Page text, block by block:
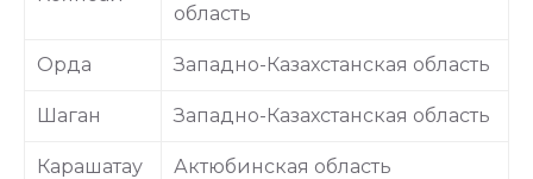
область
Орда Западно-Казахстанская область
Шаган Западно-Казахстанская область
Карашатау Актюбинская область